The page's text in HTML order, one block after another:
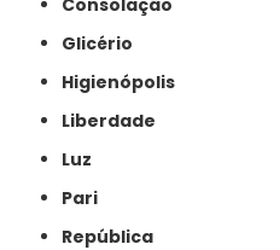
Glicério
Higienópolis
Liberdade
Luz
Pari
República